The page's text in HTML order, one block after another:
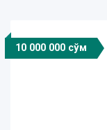
10 000 000 сўм